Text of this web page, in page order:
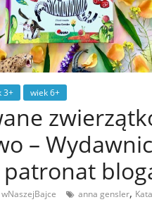
3+ wiek 6+
–
patronat
wNaszejBajce anna gensler,